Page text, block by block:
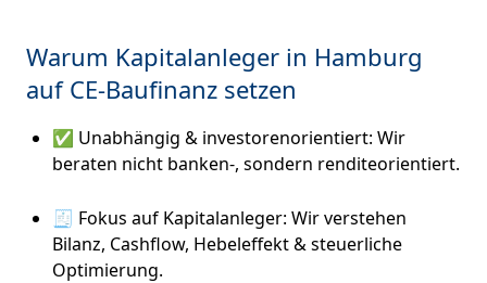
Warum Kapitalanleger in Hamburg
auf CE-Baufinanz setzen
✅ Unabhängig & investorenorientiert: Wir
beraten nicht banken-, sondern renditeorientiert.
🧾 Fokus auf Kapitalanleger: Wir verstehen
Bilanz, Cashflow, Hebeleffekt & steuerliche
Optimierung.